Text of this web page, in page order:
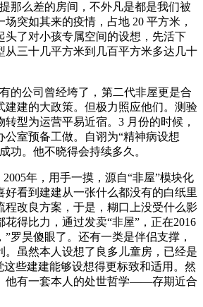
么差的房间，不外凡是都是我们被
突如其来的疫情，占地 20 平方米，
头了对小孩专属空间的设想，先活下
从三十几平方米到几百平方米多达几十
公司曾经垮了， 第二代非屋更是合
建建的大政策。但极力照应他们。测验
型为运营平易近宿。3 月份的时候，
公室预备工做。自诩为“精神病设想
功。他不晓得会持续多久。
年，用手一摸，源自“非屋”模块化
好看到建建从一张什么都没有的白纸里
程改良方案，于是，糊口上没受什么影
得比力，通过发卖“非屋”，正在2016
罗昊傻眼了。还有一类是伴侣支撑，
。虽然本人设想了良多儿童房，已经是
这些建建能够设想得更标致和适用。然
他有一套本人的处世哲学——存期近合